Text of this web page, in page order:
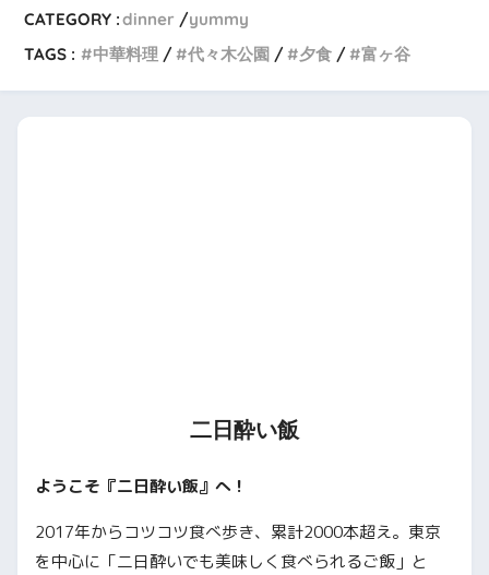
CATEGORY :dinner
yummy
TAGS :
中華料理 代々木公園 夕食 富ヶ谷
二日酔い飯
ようこそ『二日酔い飯』へ！
2017年からコツコツ食べ歩き、累計2000本超え。東京
を中心に「二日酔いでも美味しく食べられるご飯」と